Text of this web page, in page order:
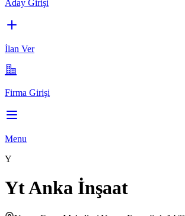
Aday Girişi
İlan Ver
Firma Girişi
Menu
Y
Yt Anka İnşaat